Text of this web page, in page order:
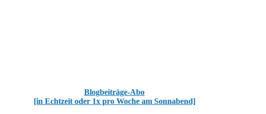
Blogbeiträge-Abo
[in Echtzeit oder 1x pro Woche am Sonnabend]